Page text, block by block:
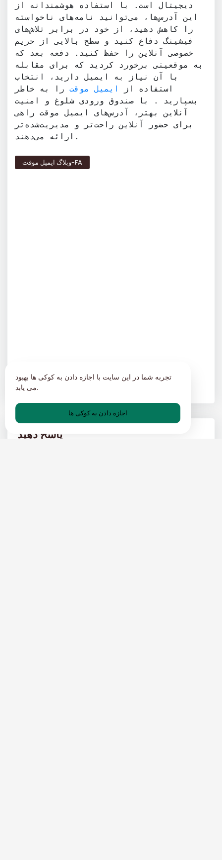
دیجیتال است. با استفاده هوشمندانه از
این آدرس‌ها، می‌توانید نامه‌های ناخواسته
را کاهش دهید، از خود در برابر تلاش‌های
فیشینگ دفاع کنید و سطح بالایی از حریم
خصوصی آنلاین را حفظ کنید. دفعه بعد که
به موقعیتی برخورد کردید که برای مقابله
با آن نیاز به ایمیل دارید، انتخاب
استفاده از
ایمیل موقت را به خاطر
بسپارید . با صندوق ورودی شلوغ و امنیت
آنلاین بهتر، آدرس‌های ایمیل موقت راهی
برای حضور آنلاین راحت‌تر و مدیریت‌شده‌تر
ارائه می‌دهند.
وبلاگ ایمیل موقت-FA
پاسخ دهید
تجربه شما در این سایت با اجازه دادن به کوکی ها بهبود
می یابد.
اجازه دادن به کوکی ها